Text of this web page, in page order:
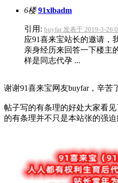
6楼 91xlbadm
引用: buyfar 发表于 2019-3-26
应91喜来宝站长的邀请，
亲身经历来回答一下楼主
样是同志代孕 ...
谢谢91喜来宝网友buyfar，辛苦
帖子写的有条理的好处大家看
的有条理并不只是本站张的强迫